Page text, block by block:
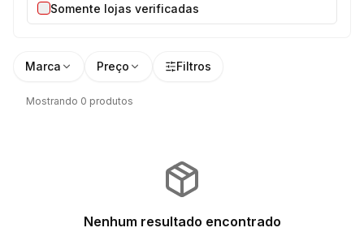
Somente lojas verificadas
Marca Preço Filtros
Mostrando 0 produtos
Nenhum resultado encontrado